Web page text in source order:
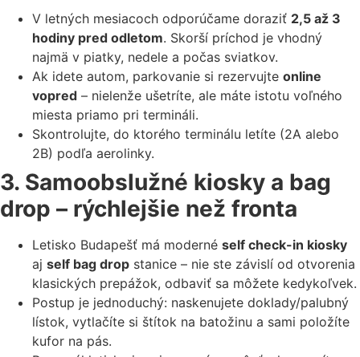
V letných mesiacoch odporúčame doraziť 2,5 až 3
hodiny pred odletom. Skorší príchod je vhodný
najmä v piatky, nedele a počas sviatkov.
Ak idete autom, parkovanie si rezervujte online
vopred – nielenže ušetríte, ale máte istotu voľného
miesta priamo pri termináli.
Skontrolujte, do ktorého terminálu letíte (2A alebo
2B) podľa aerolinky.
3. Samoobslužné kiosky a bag
drop – rýchlejšie než fronta
Letisko Budapešť má moderné self check-in kiosky
aj self bag drop stanice – nie ste závislí od otvorenia
klasických prepážok, odbaviť sa môžete kedykoľvek.
Postup je jednoduchý: naskenujete doklady/palubný
lístok, vytlačíte si štítok na batožinu a sami položíte
kufor na pás.